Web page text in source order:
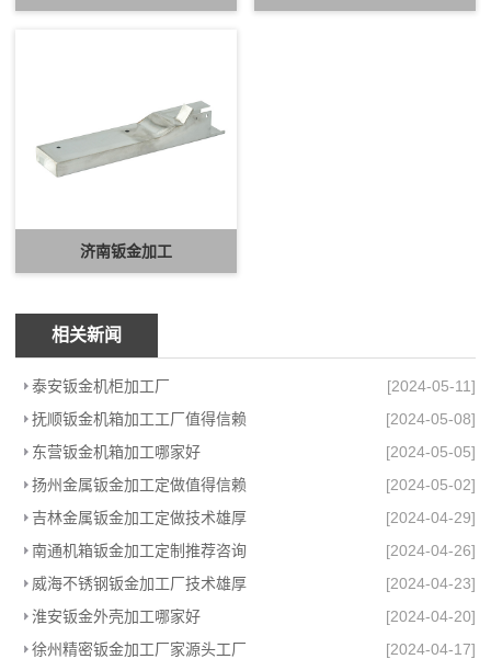
济南钣金加工
相关新闻
泰安钣金机柜加工厂
[2024-05-11]
抚顺钣金机箱加工工厂值得信赖
[2024-05-08]
东营钣金机箱加工哪家好
[2024-05-05]
扬州金属钣金加工定做值得信赖
[2024-05-02]
吉林金属钣金加工定做技术雄厚
[2024-04-29]
南通机箱钣金加工定制推荐咨询
[2024-04-26]
威海不锈钢钣金加工厂技术雄厚
[2024-04-23]
淮安钣金外壳加工哪家好
[2024-04-20]
徐州精密钣金加工厂家源头工厂
[2024-04-17]